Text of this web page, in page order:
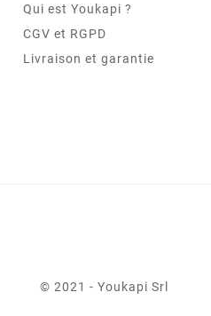
Qui est Youkapi ?
CGV et RGPD
Livraison et garantie
© 2021 - Youkapi Srl